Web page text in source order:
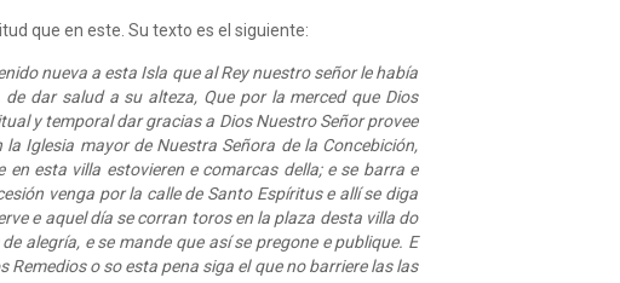
que en este. Su texto es el siguiente:
nueva a esta Isla que al Rey nuestro señor le había
dar salud a su alteza, Que por la merced que Dios
y temporal dar gracias a Dios Nuestro Señor provee
Iglesia mayor de Nuestra Señora de la Concebición,
esta villa estovieren e comarcas della; e se barra e
venga por la calle de Santo Espíritus e allí se diga
e aquel día se corran toros en la plaza desta villa do
alegría, e se mande que así se pregone e publique. E
o so esta pena siga el que no barriere las las